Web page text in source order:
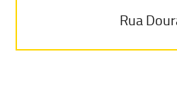
Rua